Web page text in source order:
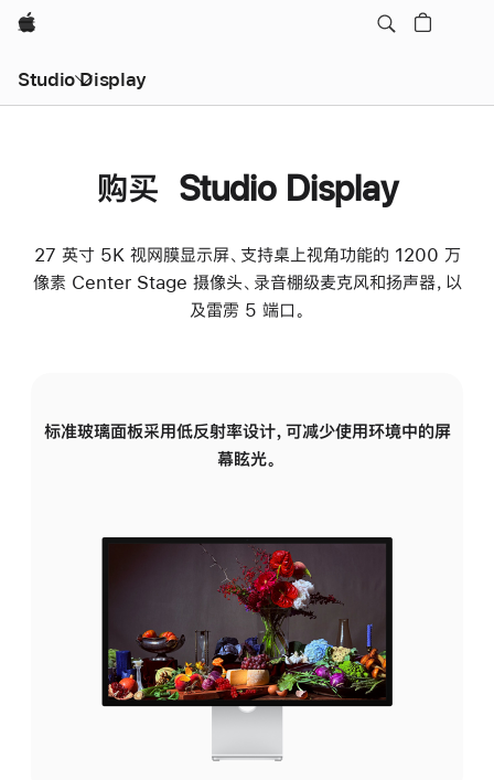
Apple
Studio Display
购买 Studio Display
27 英寸 5K 视网膜显示屏、支持桌上视角功能的 1200 万
像素 Center Stage 摄像头、录音棚级麦克风和扬声器，以
及雷雳 5 端口。
标准玻璃面板采用低反射率设计，可减少使用环境中的屏
幕眩光。